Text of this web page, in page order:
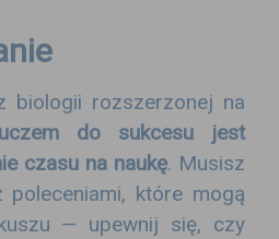
biologii rozszerzonej na
do sukcesu jest
czasu na naukę. Musisz
które mogą
— upewnij się, czy